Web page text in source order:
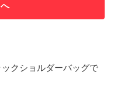
クショルダーバッグで